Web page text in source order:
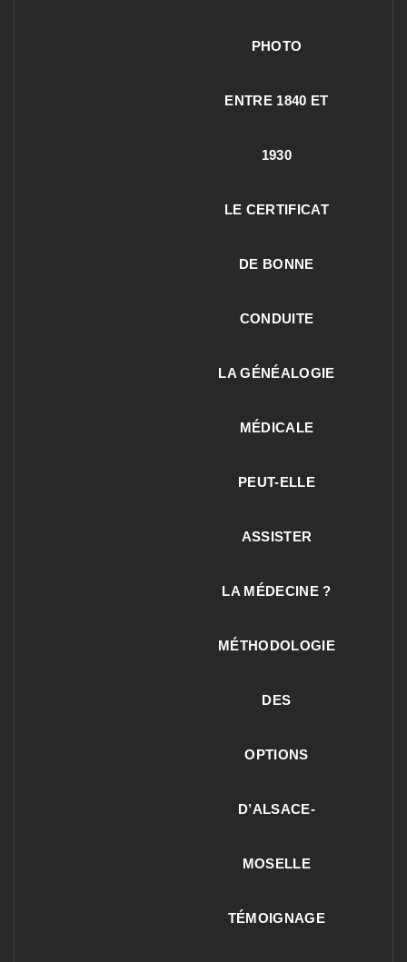
PHOTO
ENTRE 1840 ET
1930
LE CERTIFICAT
DE BONNE
CONDUITE
LA GÉNÉALOGIE
MÉDICALE
PEUT-ELLE
ASSISTER
LA MÉDECINE ?
MÉTHODOLOGIE
DES
OPTIONS
D’ALSACE-
MOSELLE
TÉMOIGNAGE